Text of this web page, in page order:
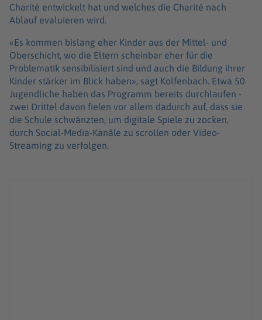
Charité entwickelt hat und welches die Charité nach
Ablauf evaluieren wird.
«Es kommen bislang eher Kinder aus der Mittel- und
Oberschicht, wo die Eltern scheinbar eher für die
Problematik sensibilisiert sind und auch die Bildung ihrer
Kinder stärker im Blick haben», sagt Kolfenbach. Etwa 50
Jugendliche haben das Programm bereits durchlaufen -
zwei Drittel davon fielen vor allem dadurch auf, dass sie
die Schule schwänzten, um digitale Spiele zu zocken,
durch Social-Media-Kanäle zu scrollen oder Video-
Streaming zu verfolgen.